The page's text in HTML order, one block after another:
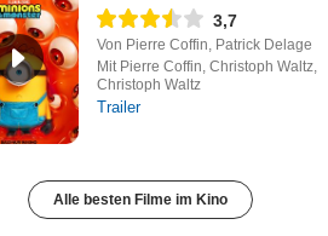
3,7
Von Pierre Coffin, Patrick Delage
Mit Pierre Coffin, Christoph Waltz,
Christoph Waltz
Trailer
Alle besten Filme im Kino